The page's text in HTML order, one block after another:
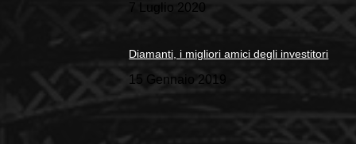
7 Luglio 2020
Diamanti, i migliori amici degli investitori
15 Gennaio 2019